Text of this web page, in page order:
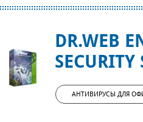
DR.WEB
SECURITY
АНТИВИРУСЫ ДЛЯ